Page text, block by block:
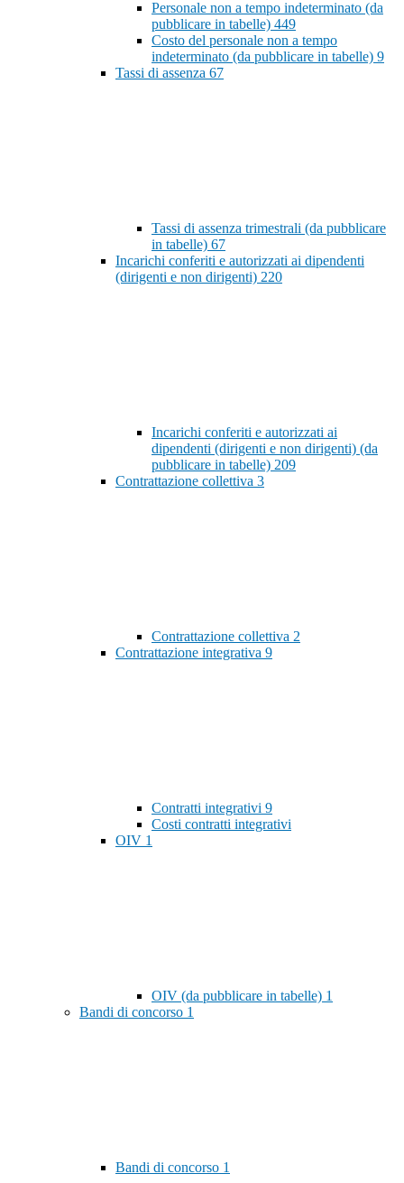
Personale non a tempo indeterminato (da
pubblicare in tabelle) 449
Costo del personale non a tempo
indeterminato (da pubblicare in tabelle) 9
Tassi di assenza 67
Tassi di assenza trimestrali (da pubblicare
in tabelle) 67
Incarichi conferiti e autorizzati ai dipendenti
(dirigenti e non dirigenti) 220
Incarichi conferiti e autorizzati ai
dipendenti (dirigenti e non dirigenti) (da
pubblicare in tabelle) 209
Contrattazione collettiva 3
Contrattazione collettiva 2
Contrattazione integrativa 9
Contratti integrativi 9
Costi contratti integrativi
OIV 1
OIV (da pubblicare in tabelle) 1
Bandi di concorso 1
Bandi di concorso 1